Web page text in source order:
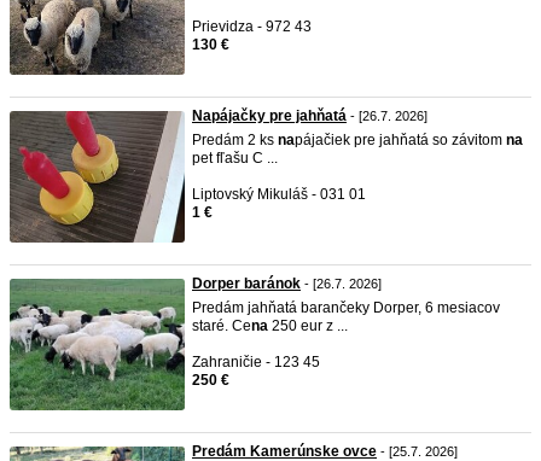
Prievidza - 972 43
130 €
Napájačky pre jahňatá - [26.7. 2026]
Predám 2 ks napájačiek pre jahňatá so závitom na
pet fľašu C ...
Liptovský Mikuláš - 031 01
1 €
Dorper baránok - [26.7. 2026]
Predám jahňatá barančeky Dorper, 6 mesiacov
staré. Cena 250 eur z ...
Zahraničie - 123 45
250 €
Predám Kamerúnske ovce - [25.7. 2026]